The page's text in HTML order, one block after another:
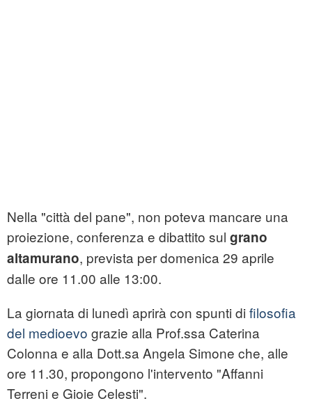
Nella "città del pane", non poteva mancare una
proiezione, conferenza e dibattito sul grano
altamurano, prevista per domenica 29 aprile
dalle ore 11.00 alle 13:00.
La giornata di lunedì aprirà con spunti di filosofia
del medioevo grazie alla Prof.ssa Caterina
Colonna e alla Dott.sa Angela Simone che, alle
ore 11.30, propongono l'intervento "Affanni
Terreni e Gioie Celesti".